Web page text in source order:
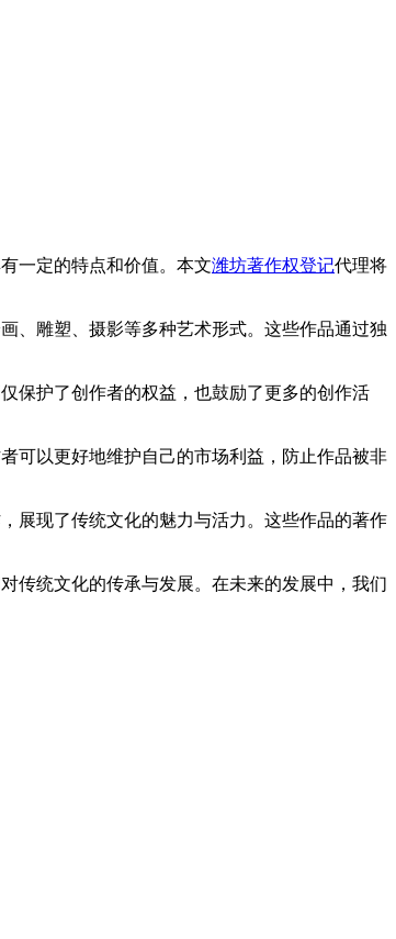
一定的特点和价值。本文潍坊著作权登记代理将
、雕塑、摄影等多种艺术形式。这些作品通过独
保护了创作者的权益，也鼓励了更多的创作活
可以更好地维护自己的市场利益，防止作品被非
展现了传统文化的魅力与活力。这些作品的著作
传统文化的传承与发展。在未来的发展中，我们